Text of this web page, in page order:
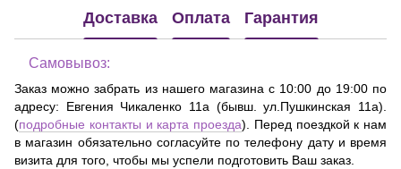
Доставка Оплата Гарантия
Самовывоз:
Заказ можно забрать из нашего магазина с 10:00 до 19:00 по
адресу: Евгения Чикаленко 11а (бывш. ул.Пушкинская 11а)
(подробные контакты и карта проезда). Перед поездкой к нам
в магазин обязательно согласуйте по телефону дату и время
визита для того, чтобы мы успели подготовить Ваш заказ.